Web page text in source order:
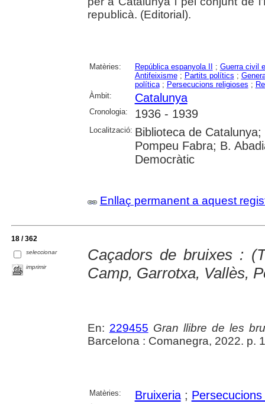
republicà. (Editorial).
Matèries: República espanyola II ; Guerra civil
Antifeixisme; Partits polítics ;
política; Persecucions religioses ;
Àmbit:
Catalunya
Cronologia: 1936 - 1939
Localització: Biblioteca de
Pompeu Fabra; B.
Democràtic
Enllaç permanent a aquest
18 / 362
seleccionar
imprimir
Caçadors de bruixes :
Camp, Garrotxa, Vallès,
En: 229455 Gran llibre de les
Barcelona : Comanegra, 2022. p.
Matèries: Bruixeria;